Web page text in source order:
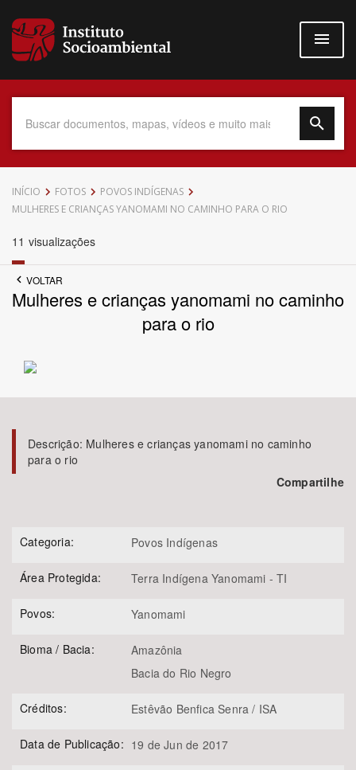
para
conteúdo
Data do Documento
Até
Subtema
INÍCIO FOTOS
POVOS INDÍGENAS
MULHERES E CRIANÇAS YANOMAMI NO CAMINHO PARA O RIO
11 visualizações
VOLTAR
Mulheres e crianças yanomami no caminho
para o rio
Descrição: Mulheres e crianças yanomami no caminho
para o rio
Compartilhe
Categoria: Povos Indígenas
Área Protegida: Terra Indígena Yanomami - TI
Povos: Yanomami
Bioma / Bacia:
Amazônia
Bacia do Rio Negro
Créditos: Estêvão Benfica Senra / ISA
Data de Publicação: 19 de Jun de 2017